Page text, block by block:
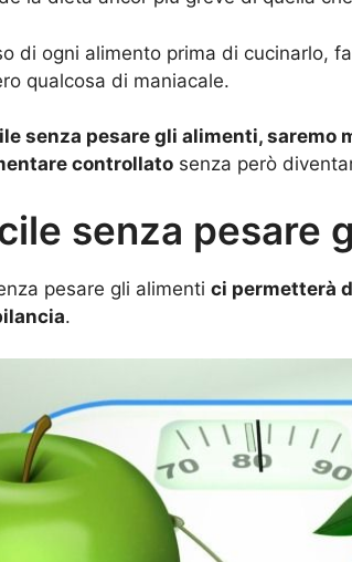
di ogni alimento prima di cucinarlo,
qualcosa di maniacale.
senza pesare gli alimenti, saremo
controllato senza però
senza pesare
pesare gli alimenti ci permetterà
.